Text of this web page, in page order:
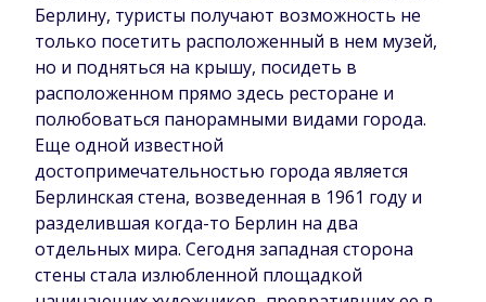
Берлину, туристы получают возможность не
только посетить расположенный в нем музей,
но и подняться на крышу, посидеть в
расположенном прямо здесь ресторане и
полюбоваться панорамными видами города.
Еще одной известной
достопримечательностью города является
Берлинская стена, возведенная в 1961 году и
разделившая когда-то Берлин на два
отдельных мира. Сегодня западная сторона
стены стала излюбленной площадкой